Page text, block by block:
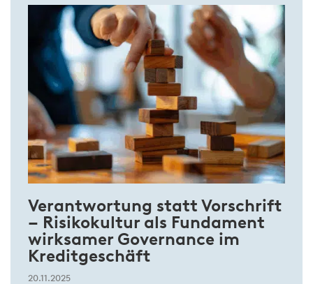
Verantwortung statt Vorschrift
– Risikokultur als Fundament
wirksamer Governance im
Kreditgeschäft
20.11.2025